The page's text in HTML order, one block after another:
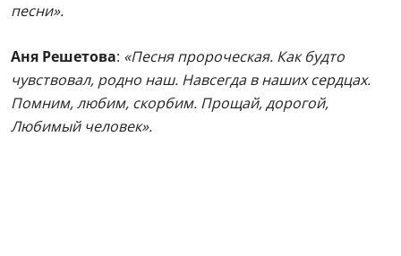
песни».
Аня Решетова: «Песня пророческая. Как будто
чувствовал, родно наш. Навсегда в наших сердцах.
Помним, любим, скорбим. Прощай, дорогой,
Любимый человек».